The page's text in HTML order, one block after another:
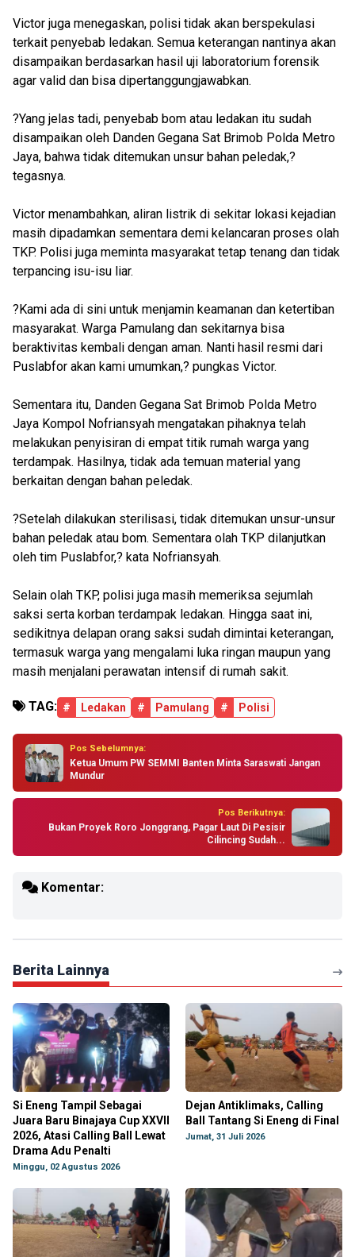
Victor juga menegaskan, polisi tidak akan berspekulasi
terkait penyebab ledakan. Semua keterangan nantinya akan
disampaikan berdasarkan hasil uji laboratorium forensik
agar valid dan bisa dipertanggungjawabkan.
?Yang jelas tadi, penyebab bom atau ledakan itu sudah
disampaikan oleh Danden Gegana Sat Brimob Polda Metro
Jaya, bahwa tidak ditemukan unsur bahan peledak,?
tegasnya.
Victor menambahkan, aliran listrik di sekitar lokasi kejadian
masih dipadamkan sementara demi kelancaran proses olah
TKP. Polisi juga meminta masyarakat tetap tenang dan tidak
terpancing isu-isu liar.
?Kami ada di sini untuk menjamin keamanan dan ketertiban
masyarakat. Warga Pamulang dan sekitarnya bisa
beraktivitas kembali dengan aman. Nanti hasil resmi dari
Puslabfor akan kami umumkan,? pungkas Victor.
Sementara itu, Danden Gegana Sat Brimob Polda Metro
Jaya Kompol Nofriansyah mengatakan pihaknya telah
melakukan penyisiran di empat titik rumah warga yang
terdampak. Hasilnya, tidak ada temuan material yang
berkaitan dengan bahan peledak.
?Setelah dilakukan sterilisasi, tidak ditemukan unsur-unsur
bahan peledak atau bom. Sementara olah TKP dilanjutkan
oleh tim Puslabfor,? kata Nofriansyah.
Selain olah TKP, polisi juga masih memeriksa sejumlah
saksi serta korban terdampak ledakan. Hingga saat ini,
sedikitnya delapan orang saksi sudah dimintai keterangan,
termasuk warga yang mengalami luka ringan maupun yang
masih menjalani perawatan intensif di rumah sakit.
TAG: # Ledakan # Pamulang # Polisi
Pos Sebelumnya:
Ketua Umum PW SEMMI Banten Minta Saraswati Jangan
Mundur
Pos Berikutnya:
Bukan Proyek Roro Jonggrang, Pagar Laut Di Pesisir
Cilincing Sudah...
Komentar:
Berita Lainnya
Si Eneng Tampil Sebagai
Juara Baru Binajaya Cup XXVII
2026, Atasi Calling Ball Lewat
Drama Adu Penalti
Minggu, 02 Agustus 2026
Dejan Antiklimaks, Calling
Ball Tantang Si Eneng di Final
Jumat, 31 Juli 2026